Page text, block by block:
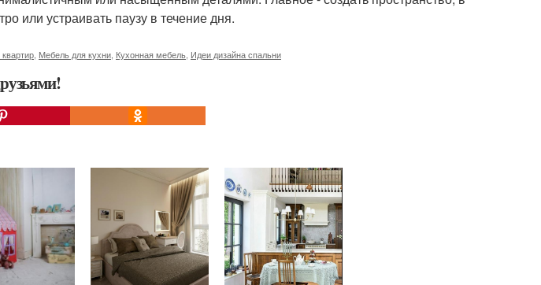
или устраивать паузу в течение дня.
Мебель для кухни Кухонная мебель Идеи дизайна спальни